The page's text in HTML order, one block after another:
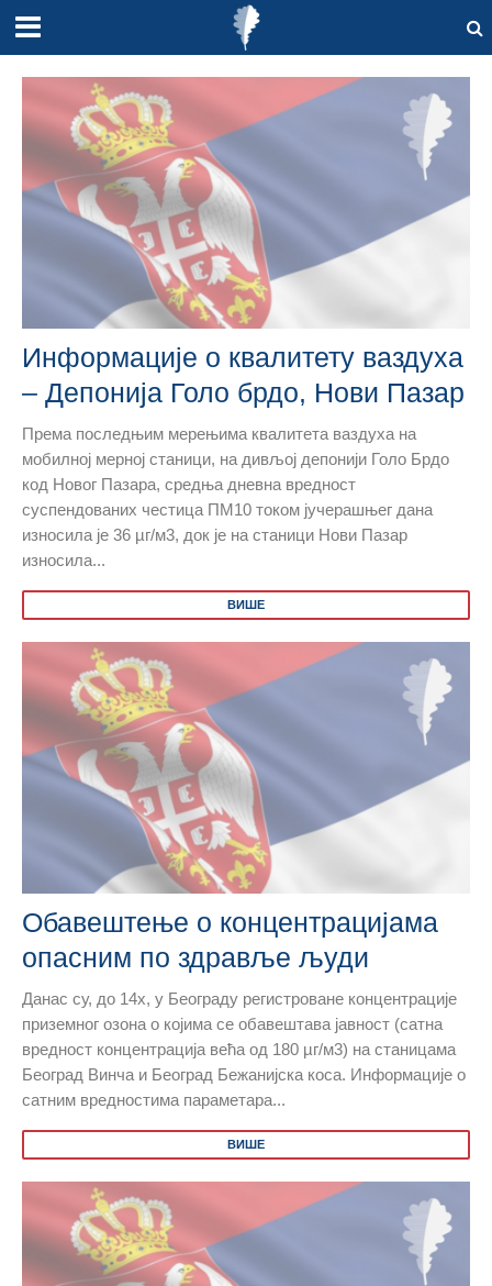
Информације о квалитету ваздуха
– Депонија Голо брдо, Нови Пазар
Према последњим мерењима квалитета ваздуха на
мобилној мерној станици, на дивљој депонији Голо Брдо
код Новог Пазара, средња дневна вредност
суспендованих честица ПМ10 током јучерашњег дана
износила је 36 µг/м3, док је на станици Нови Пазар
износила...
ВИШЕ
Обавештење о концентрацијама
опасним по здравље људи
Данас су, до 14х, у Београду регистроване концентрације
приземног озона о којима се обавештава јавност (сатна
вредност концентрација већа од 180 µг/м3) на станицама
Београд Винча и Београд Бежанијска коса. Информације о
сатним вредностима параметара...
ВИШЕ